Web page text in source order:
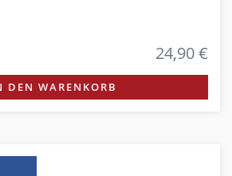
24,90 €
DEN WARENKORB